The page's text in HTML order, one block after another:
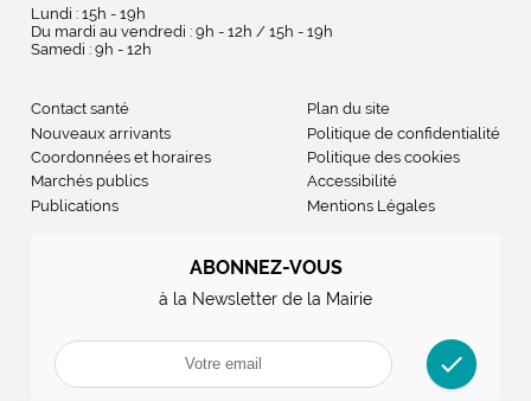
Lundi : 15h - 19h
Du mardi au vendredi : 9h - 12h / 15h - 19h
Samedi : 9h - 12h
Contact santé
Nouveaux arrivants
Coordonnées et horaires
Marchés publics
Publications
Plan du site
Politique de confidentialité
Politique des cookies
Accessibilité
Mentions Légales
ABONNEZ-VOUS
à la Newsletter de la Mairie
check